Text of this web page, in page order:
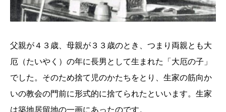
父親が４３歳、母親が３３歳のとき、つまり両親とも大
厄（たいやく）の年に長男として生まれた「大厄の子」
でした。そのため捨て児のかたちをとり、生家の筋向か
いの教会の門前に形式的に捨てられたといいます。生家
は築地居留地の一画にあったのです。